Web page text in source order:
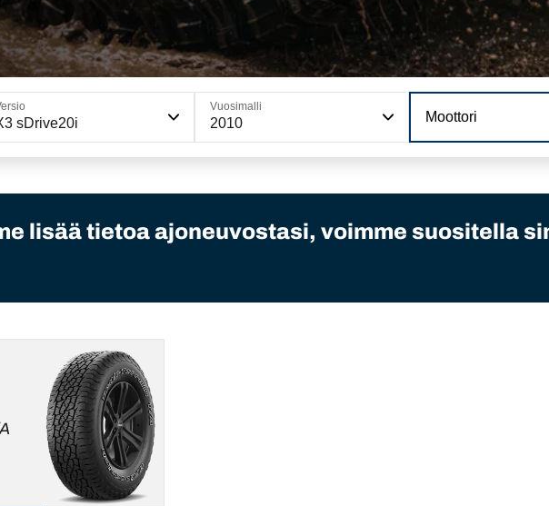
sDrive20i
Vuosimalli
2010 Moottori
lisää tietoa ajoneuvostasi, voimme suositella